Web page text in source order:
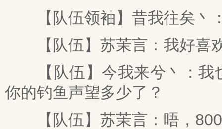
【队伍领袖】昔我往矣丶
【队伍】苏茉言：我好喜
【队伍】今我来兮丶：我
你的钓鱼声望多少了？
【队伍】苏茉言：唔，